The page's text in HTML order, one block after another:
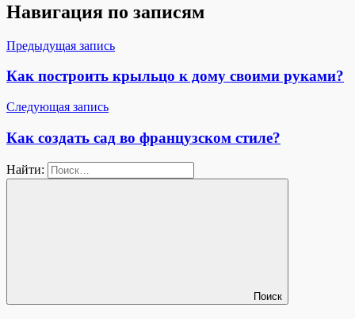
Навигация по записям
Предыдущая запись
Как построить крыльцо к дому своими руками?
Следующая запись
Как создать сад во французском стиле?
Найти:
Поиск